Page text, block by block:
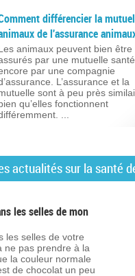
différencier la
de l'assurance
animaux peuvent bien être
par une mutuelle
par une compagnie
L’assurance et la
sont à peu près
qu’elles fonctionnent
...
actualités sur la santé
les selles de mon
les selles de votre
ne pas prendre à la
la couleur normale
de chocolat un peu